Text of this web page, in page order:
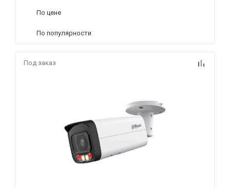
По цене
По популярности
Под заказ